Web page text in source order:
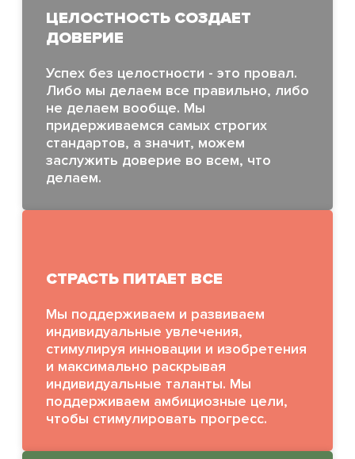
ЦЕЛОСТНОСТЬ СОЗДАЕТ
ДОВЕРИЕ
Успех без целостности - это провал.
Либо мы делаем все правильно, либо
не делаем вообще. Мы
придерживаемся самых строгих
стандартов, а значит, можем
заслужить доверие во всем, что
делаем.
СТРАСТЬ ПИТАЕТ ВСЕ
Мы поддерживаем и развиваем
индивидуальные увлечения,
стимулируя инновации и изобретения
и максимально раскрывая
индивидуальные таланты. Мы
поддерживаем амбициозные цели,
чтобы стимулировать прогресс.